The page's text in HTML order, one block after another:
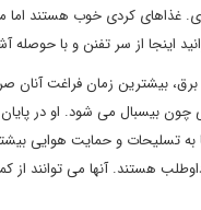
غذاهای کردی خوب هستند
اینجا از سر تفنن و با حوصله
برق، بیشترین زمان فراغت
بیسبال می شود. او در
تسلیحات و حمایت هوایی
داوطلب هستند. آنها می توانند